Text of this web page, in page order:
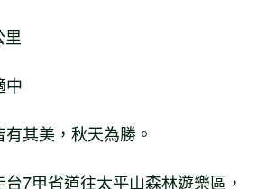
中
其美，秋天為勝。
7甲省道往太平山森林遊樂區，